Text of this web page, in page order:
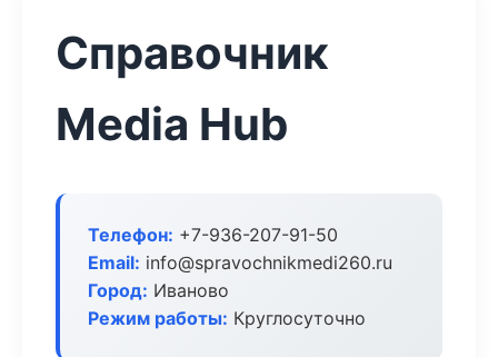
Справочник
Media Hub
Телефон: +7-936-207-91-50
Email: info@spravochnikmedi260.ru
Город: Иваново
Режим работы: Круглосуточно